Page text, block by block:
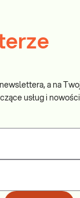
a na
usług i